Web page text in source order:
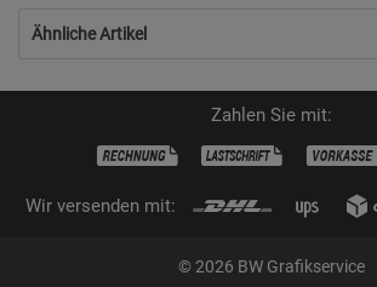
Ähnliche Artikel
Zahlen Sie mit:
Wir versenden mit:
© 2026 BW Grafikservice